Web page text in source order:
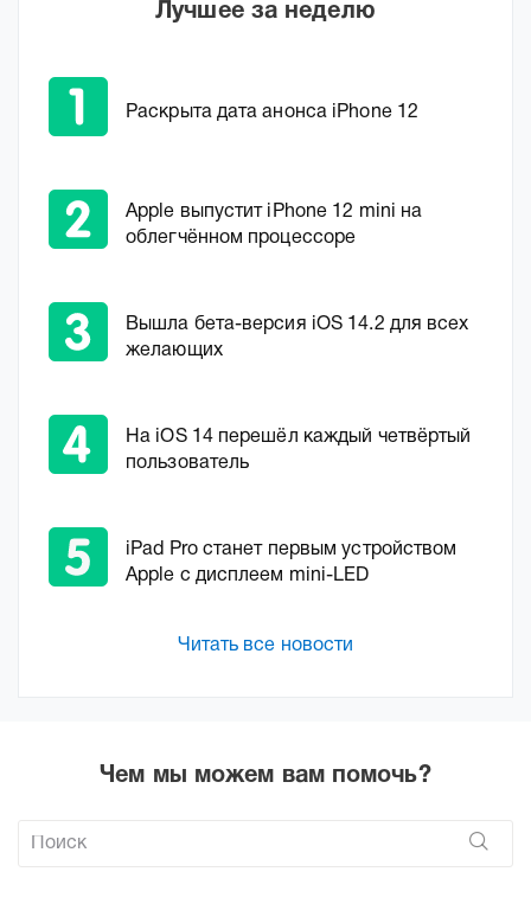
Лучшее за неделю
Раскрыта дата анонса iPhone 12
Apple выпустит iPhone 12 mini на
облегчённом процессоре
Вышла бета-версия iOS 14.2 для всех
желающих
На iOS 14 перешёл каждый четвёртый
пользователь
iPad Pro станет первым устройством
Apple с дисплеем mini-LED
Читать все новости
Чем мы можем вам помочь?